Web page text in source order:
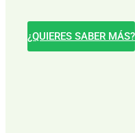
¿QUIERES SABER MÁS?